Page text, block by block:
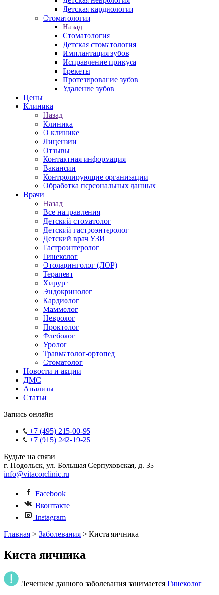
Детская кардиология
Стоматология
Назад
Стоматология
Детская стоматология
Имплантация зубов
Исправление прикуса
Брекеты
Протезирование зубов
Удаление зубов
Цены
Клиника
Назад
Клиника
О клинике
Лицензии
Отзывы
Контактная информация
Вакансии
Контролирующие организации
Обработка персональных данных
Врачи
Назад
Все направления
Детский стоматолог
Детский гастроэнтеролог
Детский врач УЗИ
Гастроэнтеролог
Гинеколог
Отоларинголог (ЛОР)
Терапевт
Хирург
Эндокринолог
Кардиолог
Маммолог
Невролог
Проктолог
Флеболог
Уролог
Травматолог-ортопед
Стоматолог
Новости и акции
ДМС
Анализы
Статьи
Запись онлайн
+7 (495) 215-00-95
+7 (915) 242-19-25
Будьте на связи
г. Подольск, ул. Большая Серпуховская, д. 33
info@vitacorclinic.ru
Facebook
Вконтакте
Instagram
Главная > Заболевания > Киста яичника
Киста яичника
Лечением данного заболевания занимается Гинеколог